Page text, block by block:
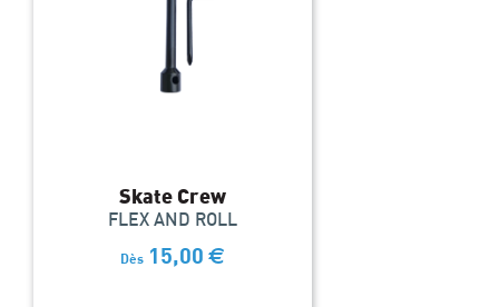
Skate Crew
FLEX AND ROLL
Dès 15,00 €